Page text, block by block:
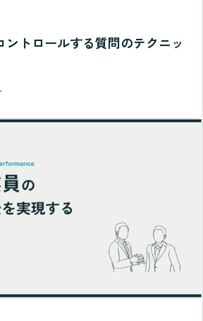
ントロールする質問のテクニッ